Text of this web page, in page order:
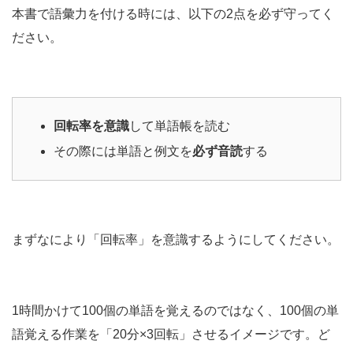
本書で語彙力を付ける時には、以下の2点を必ず守ってく
ださい。
回転率を意識して単語帳を読む
その際には単語と例文を必ず音読する
まずなにより「回転率」を意識するようにしてください。
1時間かけて100個の単語を覚えるのではなく、100個の単
語覚える作業を「20分×3回転」させるイメージです。ど